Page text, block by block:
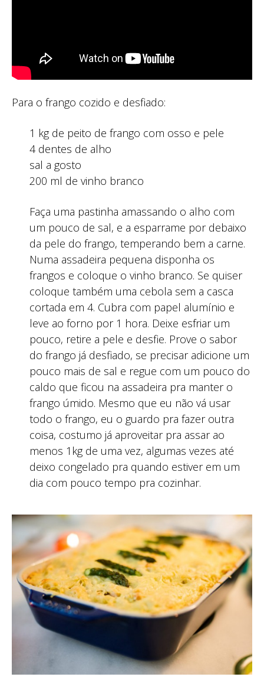
Para o frango cozido e desfiado:
1 kg de peito de frango com osso e pele
4 dentes de alho
sal a gosto
200 ml de vinho branco
Faça uma pastinha amassando o alho com
um pouco de sal, e a esparrame por debaixo
da pele do frango, temperando bem a carne.
Numa assadeira pequena disponha os
frangos e coloque o vinho branco. Se quiser
coloque também uma cebola sem a casca
cortada em 4. Cubra com papel alumínio e
leve ao forno por 1 hora. Deixe esfriar um
pouco, retire a pele e desfie. Prove o sabor
do frango já desfiado, se precisar adicione um
pouco mais de sal e regue com um pouco do
caldo que ficou na assadeira pra manter o
frango úmido. Mesmo que eu não vá usar
todo o frango, eu o guardo pra fazer outra
coisa, costumo já aproveitar pra assar ao
menos 1kg de uma vez, algumas vezes até
deixo congelado pra quando estiver em um
dia com pouco tempo pra cozinhar.